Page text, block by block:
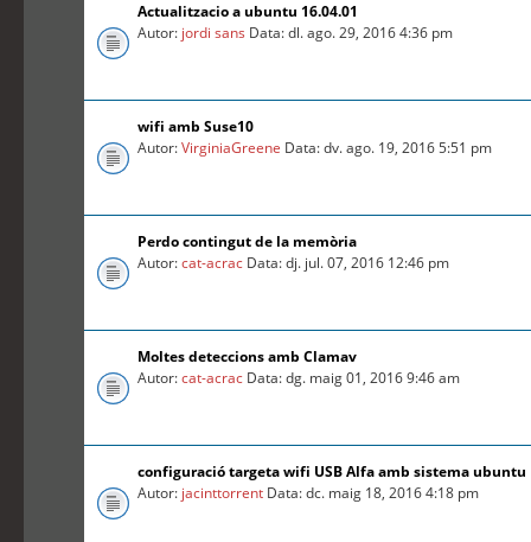
Actualitzacio a ubuntu 16.04.01
Autor: jordi sans Data: dl. ago. 29, 2016 4:36 pm
wifi amb Suse10
Autor:VirginiaGreene Data: dv. ago. 19, 2016 5:51 pm
Perdo contingut de la memòria
Autor:cat-acrac Data: dj. jul. 07, 2016 12:46 pm
Moltes deteccions amb Clamav
Autor:cat-acrac Data: dg. maig 01, 2016 9:46 am
configuració targeta wifi USB Alfa amb sistema ubuntu
Autor: jacinttorrent Data: dc. maig 18, 2016 4:18 pm